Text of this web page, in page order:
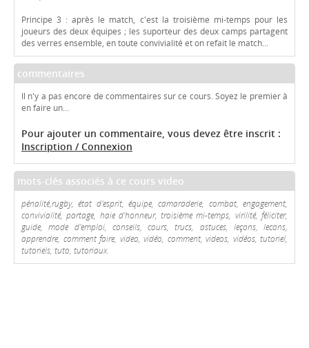
Principe 3 : après le match, c'est la troisième mi-temps pour les
joueurs des deux équipes ; les suporteur des deux camps partagent
des verres ensemble, en toute convivialité et on refait le match...
commentaires
Il n'y a pas encore de commentaires sur ce cours. Soyez le premier à
en faire un...
Pour ajouter un commentaire, vous devez être inscrit :
Inscription / Connexion
mots-clés associés à ce cours video
pénalité,rugby, état d'esprit, équipe, camaraderie, combat, engagement,
convivialité, partage, haie d'honneur, troisième mi-temps, virilité, féliciter,
guide, mode d'emploi, conseils, cours, trucs, astuces, leçons, lecons,
apprendre, comment faire, video, vidéo, comment, videos, vidéos, tutoriel,
tutoriels, tuto, tutoriaux.